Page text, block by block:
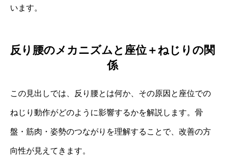
います。
反り腰のメカニズムと座位＋ねじりの関
係
この見出しでは、反り腰とは何か、その原因と座位での
ねじり動作がどのように影響するかを解説します。骨
盤・筋肉・姿勢のつながりを理解することで、改善の方
向性が見えてきます。